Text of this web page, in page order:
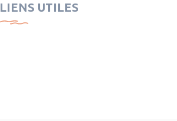
LIENS UTILES